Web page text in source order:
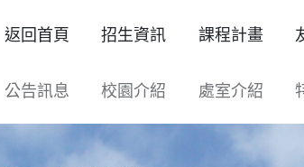
返回首頁 招生資訊 課程計畫
公告訊息 校園介紹 處室介紹